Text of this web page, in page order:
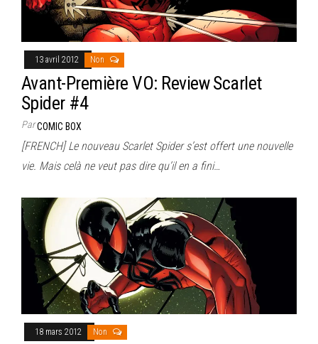
13 avril 2012 Non
Avant-Première VO: Review Scarlet
Spider #4
ParCOMIC BOX
[FRENCH] Le nouveau Scarlet Spider s’est offert une nouvelle
vie. Mais celà ne veut pas dire qu’il en a fini…
18 mars 2012 Non